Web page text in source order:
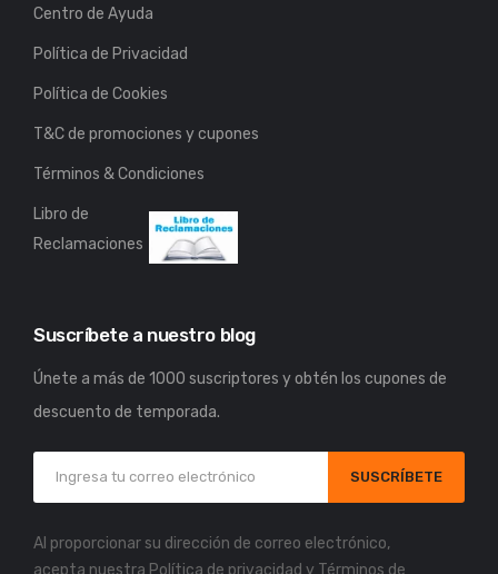
Centro de Ayuda
Política de Privacidad
Política de Cookies
T&C de promociones y cupones
Términos & Condiciones
Libro de
Reclamaciones
Suscríbete a nuestro blog
Únete a más de 1000 suscriptores y obtén los cupones de
descuento de temporada.
SUSCRÍBETE
Al proporcionar su dirección de correo electrónico,
acepta nuestra Política de privacidad y Términos de